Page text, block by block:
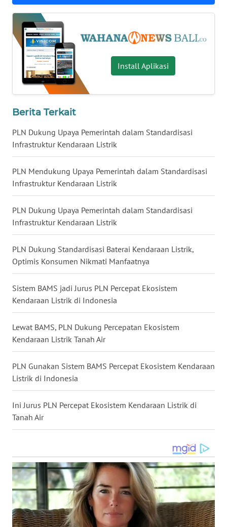
Install Aplikasi
Berita Terkait
PLN Dukung Upaya Pemerintah dalam Standardisasi
Infrastruktur Kendaraan Listrik
PLN Mendukung Upaya Pemerintah dalam Standardisasi
Infrastruktur Kendaraan Listrik
PLN Dukung Upaya Pemerintah dalam Standardisasi
Infrastruktur Kendaraan Listrik
PLN Dukung Standardisasi Baterai Kendaraan Listrik,
Optimis Konsumen Nikmati Manfaatnya
Sistem BAMS jadi Jurus PLN Percepat Ekosistem
Kendaraan Listrik di Indonesia
Lewat BAMS, PLN Dukung Percepatan Ekosistem
Kendaraan Listrik Tanah Air
PLN Gunakan Sistem BAMS Percepat Ekosistem Kendaraan
Listrik di Indonesia
Ini Jurus PLN Percepat Ekosistem Kendaraan Listrik di
Tanah Air
BEKASI
WN
BOGOR
WN
DEPOK
TAPANULI
LAWAS
SUMEDANG
WN
CIANJUR
WN
KEPULAUAN
SERIBU
TANGERANG
BINJAI
WN
INDRAMAYU
WN
KUNINGAN